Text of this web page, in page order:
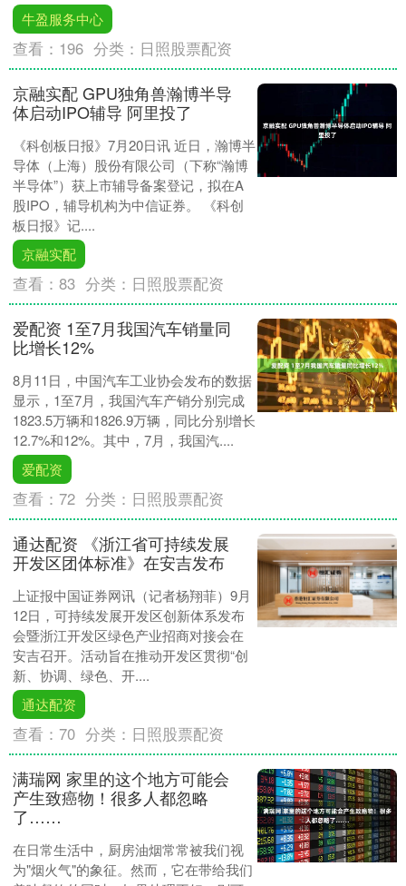
牛盈服务中心
查看： 196 分类： 日照股票配资
京融实配 GPU独角兽瀚博半导
体启动IPO辅导 阿里投了
《科创板日报》7月20日讯 近日，瀚博半
导体（上海）股份有限公司（下称“瀚博
半导体”）获上市辅导备案登记，拟在A
股IPO，辅导机构为中信证券。 《科创
板日报》记....
京融实配
查看：83 分类： 日照股票配资
爱配资 1至7月我国汽车销量同
比增长12%
8月11日，中国汽车工业协会发布的数据
显示，1至7月，我国汽车产销分别完成
1823.5万辆和1826.9万辆，同比分别增长
12.7%和12%。其中，7月，我国汽....
爱配资
查看：72 分类： 日照股票配资
通达配资 《浙江省可持续发展
开发区团体标准》在安吉发布
上证报中国证券网讯（记者杨翔菲）9月
12日，可持续发展开发区创新体系发布
会暨浙江开发区绿色产业招商对接会在
安吉召开。活动旨在推动开发区贯彻“创
新、协调、绿色、开....
通达配资
查看：70 分类： 日照股票配资
满瑞网 家里的这个地方可能会
产生致癌物！很多人都忽略
了……
在日常生活中，厨房油烟常常被我们视
为"烟火气"的象征。然而，它在带给我们